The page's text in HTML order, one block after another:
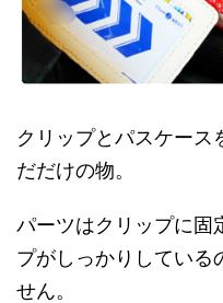
クリップとパスケース
だだけの物。
パーツはクリップに固
プがしっかりしている
せん。